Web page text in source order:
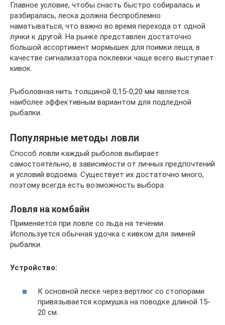
Главное условие, чтобы снасть быстро собиралась и
разбиралась, леска должна беспроблемно
наматываться, что важно во время перехода от одной
лунки к другой. На рынке представлен достаточно
большой ассортимент мормышек для поимки леща, в
качестве сигнализатора поклевки чаще всего выступает
кивок.
Рыболовная нить толщиной 0,15-0,20 мм является
наиболее эффективным вариантом для подледной
рыбалки.
Популярные методы ловли
Способ ловли каждый рыболов выбирает
самостоятельно, в зависимости от личных предпочтений
и условий водоема. Существует их достаточно много,
поэтому всегда есть возможность выбора.
Ловля на комбайн
Применяется при ловле со льда на течении.
Используется обычная удочка с кивком для зимней
рыбалки.
Устройство:
К основной леске через вертлюг со стопорами
привязывается кормушка на поводке длиной 15-
20 см.